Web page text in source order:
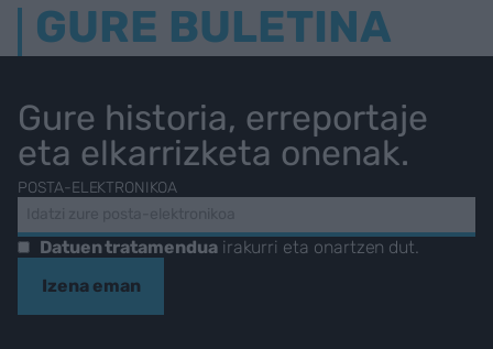
GURE BULETINA
Gure historia, erreportaje
eta elkarrizketa onenak.
POSTA-ELEKTRONIKOA
Datuen tratamenduairakurri eta onartzen dut.
Izena eman